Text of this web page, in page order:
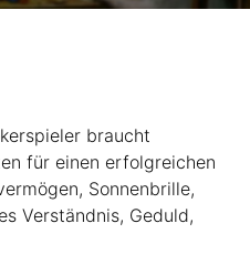
braucht
für einen erfolgreichen
Sonnenbrille,
Verständnis, Geduld,